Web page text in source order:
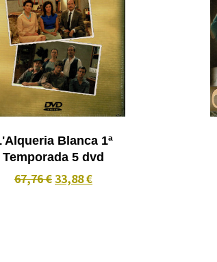
Blanca 1ª
Temporada 5 dvd
67,76 €33,88 €